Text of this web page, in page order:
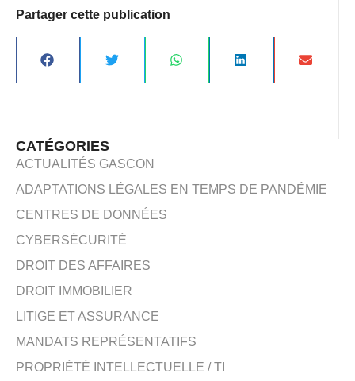
Partager cette publication
CATÉGORIES
ACTUALITÉS GASCON
ADAPTATIONS LÉGALES EN TEMPS DE PANDÉMIE
CENTRES DE DONNÉES
CYBERSÉCURITÉ
DROIT DES AFFAIRES
DROIT IMMOBILIER
LITIGE ET ASSURANCE
MANDATS REPRÉSENTATIFS
PROPRIÉTÉ INTELLECTUELLE / TI